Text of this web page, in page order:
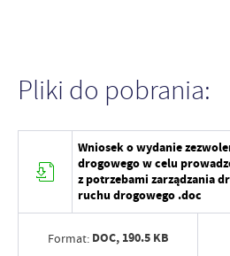
Pliki do pobrania:
Wniosek o wydanie
drogowego w celu
z potrzebami zarządzania
ruchu drogowego .doc
Format: DOC, 190.5 KB